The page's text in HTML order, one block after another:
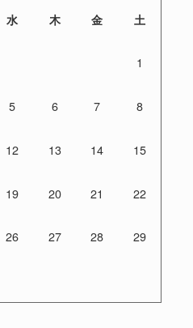
水 木 金 土
1
5 6 7 8
12 13 14 15
19 20 21 22
26 27 28 29